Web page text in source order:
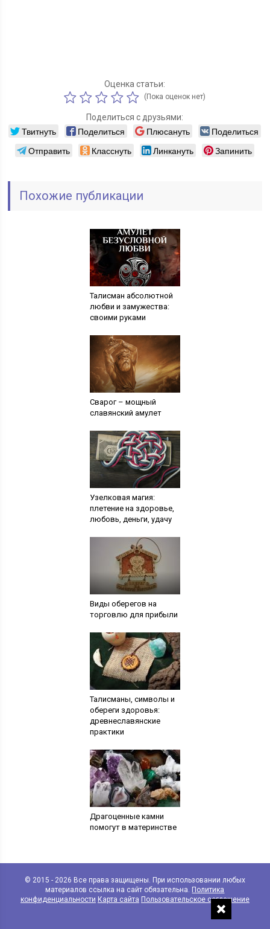
Оценка статьи:
(Пока оценок нет)
Поделиться с друзьями:
Твитнуть Поделиться Плюсануть
Поделиться
Отправить
Класснуть Линкануть Запинить
Похожие публикации
Талисман абсолютной
любви и замужества:
своими руками
Сварог – мощный
славянский амулет
Узелковая магия:
плетение на здоровье,
любовь, деньги, удачу
Виды оберегов на
торговлю для прибыли
Талисманы, символы и
обереги здоровья:
древнеславянские
практики
Драгоценные камни
помогут в материнстве
© 2015 - 2026 Все права защищены. При использовании любых
материалов ссылка на сайт обязательна. Политика
конфиденциальности Карта сайта Пользовательское соглашение